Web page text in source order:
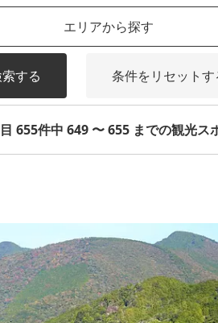
エリアから探す
する 条件をリセットす
655件中 649 〜 655 までの観光ス